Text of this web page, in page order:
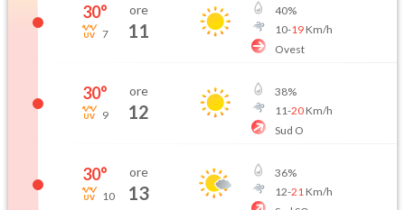
30°
7
ore
11
40%
10-19Km/h
Ovest
30°
9
ore
12
38%
11-20Km/h
Sud O
30°
10
ore
13
36%
12-21Km/h